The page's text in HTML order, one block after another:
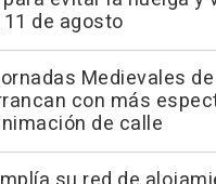
de agosto
Medievales
con más
de calle